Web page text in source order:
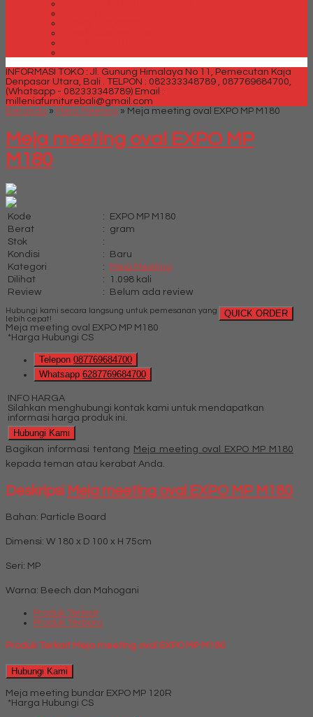
INFORMASI TOKO : Jl. Gunung Himalaya No 11, Pemecutan Kaja
Denpasar Utara, Bali . TELPON : 082333348789 , 087769684700,
(Whatsapp - 082333348789) Email :
milleniafurniturebali@gmail.com
Beranda » Meja Meeting » Meja meeting oval EXPO MP M180
Meja meeting oval EXPO MP
M180
Kode :
EXPO MP M180
Berat
:
gram
Stok
:
Kondisi
:
Baru
Kategori
:
Meja Meeting
Dilihat
:
1.098 kali
Review
: Belum ada review
QUICK ORDER
Hubungi kami secara langsung untuk pemesanan yang
lebih cepat!
Meja meeting oval EXPO MP M180
*Harga Hubungi CS
Telepon 087769684700
Whatsapp 6287769684700
INFO HARGA
Silahkan menghubungi kontak kami untuk mendapatkan
informasi harga produk ini.
Hubungi Kami
Bagikan informasi tentang Meja meeting oval EXPO MP M180
kepada teman atau kerabat Anda.
Deskripsi Meja meeting oval EXPO MP M180
Bahan: Particle Board
Dimensi: W 180 x D 100 x H 75cm
Seri: MP
Warna: Beech dan Mahogani
Produk Terkait
Produk Terbaru
Produk Terkait Meja meeting oval EXPO MP M180
Hubungi Kami
Meja meeting bundar EXPO MP 120R
*Harga Hubungi CS